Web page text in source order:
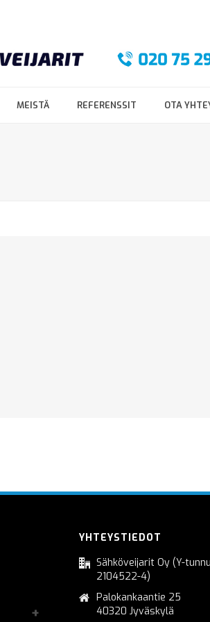
MEISTÄ REFERENSSIT OTA
YHTEYSTIEDOT
Sähköveijarit Oy (Y-
2104522-4)
Palokankaantie 25
40320 Jyväskylä